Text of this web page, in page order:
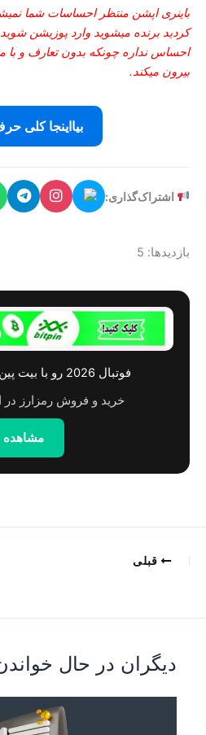
باینری اپشن منتظر احساسات شما
کردید برنده میشوید وارد پوزیشن شوید
احساس نداره چونکه بدون تعارف و با
بیرون میکند.
بیااینجا کلی
اشتراک‌گذاری:
بازدیدها: 5
فوتبال 2026 رو با بیت پین پیش بینی کن
خرید و فروش رمزارز در
مشاهده
قبلی
دیگران در حال